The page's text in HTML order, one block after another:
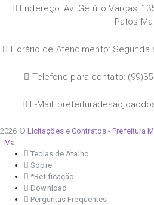
Endereço: Av. Getúlio Vargas,
Patos-Ma
Horário de Atendimento: Segunda
Telefone para contato:
E-Mail:
2026 © Licitações e Contratos - Prefeitura
- Ma
Teclas de Atalho
Sobre
*Retificação
Download
Perguntas Frequentes